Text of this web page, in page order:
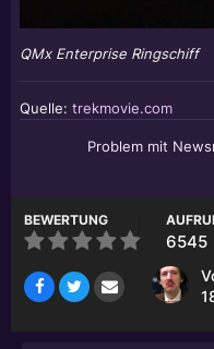
QMx Enterprise Ringschiff
Quelle: trekmovie.com
Problem mit
BEWERTUNG
6545